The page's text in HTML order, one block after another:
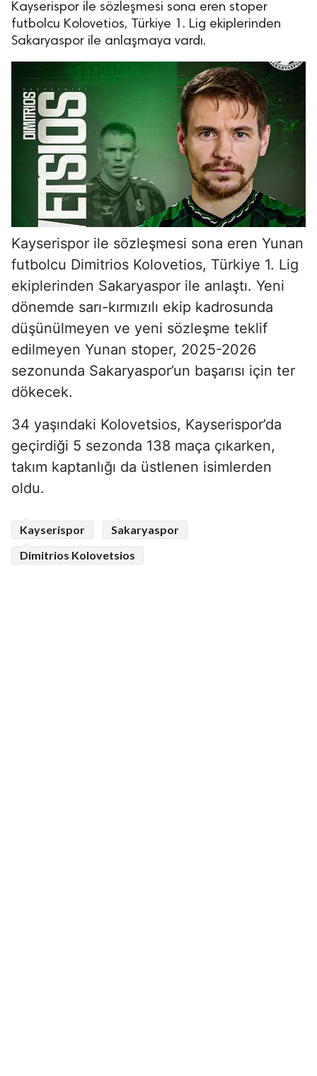
Kayserispor ile sözleşmesi sona eren stoper
futbolcu Kolovetios, Türkiye 1. Lig ekiplerinden
Sakaryaspor ile anlaşmaya vardı.
Kayserispor ile sözleşmesi sona eren Yunan
futbolcu Dimitrios Kolovetios, Türkiye 1. Lig
ekiplerinden Sakaryaspor ile anlaştı. Yeni
dönemde sarı-kırmızılı ekip kadrosunda
düşünülmeyen ve yeni sözleşme teklif
edilmeyen Yunan stoper, 2025-2026
sezonunda Sakaryaspor’un başarısı için ter
dökecek.
34 yaşındaki Kolovetsios, Kayserispor’da
geçirdiği 5 sezonda 138 maça çıkarken,
takım kaptanlığı da üstlenen isimlerden
oldu.
Kayserispor
Sakaryaspor
Dimitrios Kolovetsios